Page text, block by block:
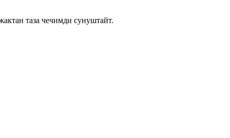
таза чечимди сунуштайт.